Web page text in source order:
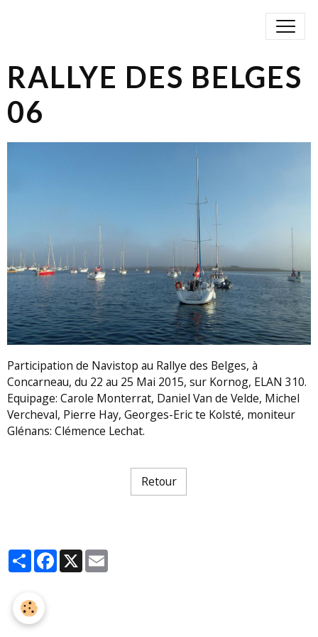
RALLYE DES BELGES
06
Participation de Navistop au Rallye des Belges, à
Concarneau, du 22 au 25 Mai 2015, sur Kornog, ELAN 310.
Equipage: Carole Monterrat, Daniel Van de Velde, Michel
Vercheval, Pierre Hay, Georges-Eric te Kolsté, moniteur
Glénans: Clémence Lechat.
Retour
PartagerFacebook
X